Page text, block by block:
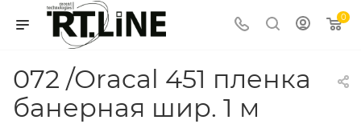
0
072 /Оracal 451 пленка
банерная шир. 1 м